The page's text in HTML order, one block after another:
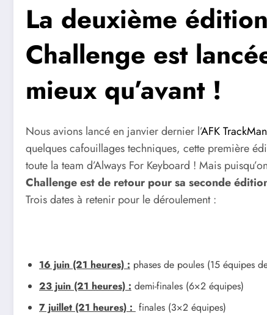
La deuxième
Challenge est
mieux qu’avant !
Nous avions lancé en janvier dernier l’AFK
quelques cafouillages techniques, cette première
toute la team d’Always For Keyboard ! Mais
Challenge est de retour pour sa seconde
Trois dates à retenir pour le déroulement :
16 juin (21 heures) : phases de poules (15 équipes
23 juin (21 heures) : demi-finales (6×2 équipes)
7 juillet (21 heures) : finales (3×2 équipes)